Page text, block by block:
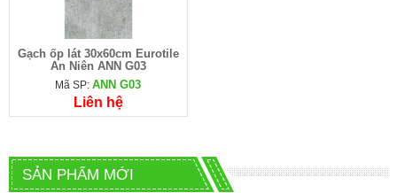
Gạch ốp lát 30x60cm Eurotile
An Niên ANN G03
Mã SP:ANN G03
Liên hệ
SẢN PHẨM MỚI